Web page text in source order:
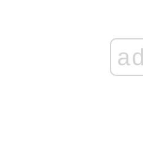
ad